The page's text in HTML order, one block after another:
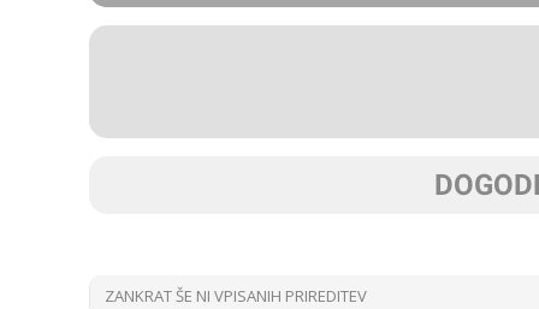
ZANKRAT ŠE NI VPISANIH PRIREDITEV